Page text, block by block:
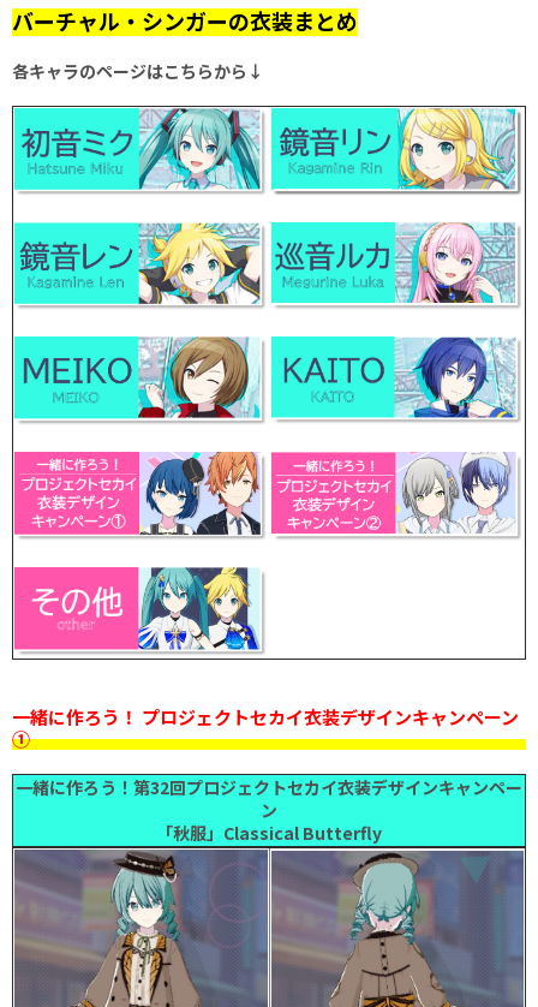
バーチャル・シンガーの衣装まとめ
各キャラのページはこちらから↓
一緒に作ろう！ プロジェクトセカイ衣装デザインキャンペーン
①
一緒に作ろう！第32回プロジェクトセカイ衣装デザインキャンペー
ン
「秋服」Classical Butterfly